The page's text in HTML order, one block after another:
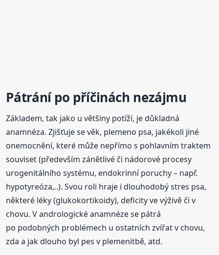
Pátrání po příčinách nezájmu
Základem, tak jako u většiny potíží, je důkladná
anamnéza. Zjišťuje se věk, plemeno psa, jakékoli jiné
onemocnění, které může nepřímo s pohlavním traktem
souviset (především zánětlivé či nádorové procesy
urogenitálního systému, endokrinní poruchy – např.
hypotyreóza,..). Svou roli hraje i dlouhodobý stres psa,
některé léky (glukokortikoidy), deficity ve výživě či v
chovu. V andrologické anamnéze se pátrá
po podobných problémech u ostatních zvířat v chovu,
zda a jak dlouho byl pes v plemenitbě, atd.